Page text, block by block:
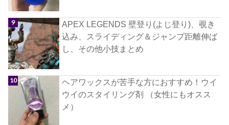
APEX LEGENDS 壁登り(よじ登り)、覗き
込み、スライディング＆ジャンプ距離伸ば
し、その他小技まとめ
ヘアワックスが苦手な方におすすめ！ウイ
ウイのスタイリング剤 （女性にもオスス
メ）